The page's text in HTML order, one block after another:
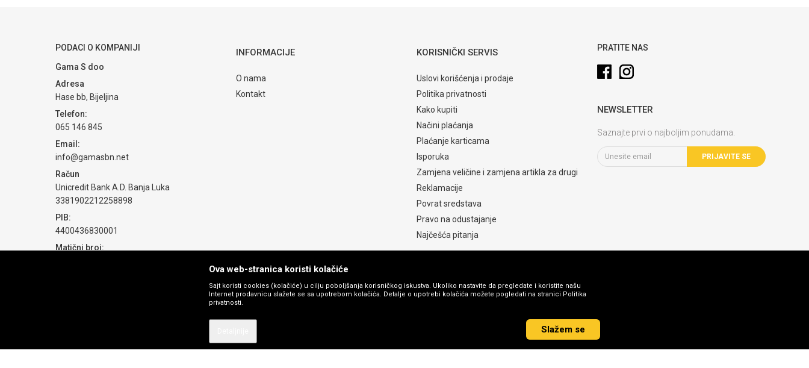
Poruka
POŠALJI
PODACI O KOMPANIJI
Gama S doo
Adresa
Hase bb, Bijeljina
Telefon:
065 146 845
Email:
info@gamasbn.net
Račun
Unicredit Bank A.D. Banja Luka
3381902212258898
PIB:
4400436830001
Matični broj:
INFORMACIJE
O nama
Kontakt
KORISNIČKI SERVIS
Uslovi korišćenja i prodaje
Politika privatnosti
Kako kupiti
Načini plaćanja
Plaćanje karticama
Isporuka
Zamjena veličine i zamjena artikla za drugi
Reklamacije
Povrat sredstava
Pravo na odustajanje
Najčešća pitanja
PRATITE NAS
NEWSLETTER
Saznajte prvi o najboljim ponudama.
PRIJAVITE SE
Ova web-stranica koristi kolačiće
Sajt koristi cookies (kolačiće) u cilju poboljšanja korisničkog iskustva. Ukoliko nastavite da pregledate i koristite našu
Internet prodavnicu slažete se sa upotrebom kolačića. Detalje o upotrebi kolačića možete pogledati na stranici Politika
privatnosti.
Slažem se